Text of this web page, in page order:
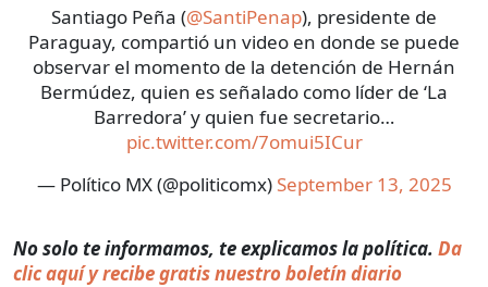
Santiago Peña (@SantiPenap), presidente de
Paraguay, compartió un video en donde se puede
observar el momento de la detención de Hernán
Bermúdez, quien es señalado como líder de ‘La
Barredora’ y quien fue secretario…
pic.twitter.com/7omui5ICur
— Político MX (@politicomx) September 13, 2025
No solo te informamos, te explicamos la política. Da
clic aquí y recibe gratis nuestro boletín diario